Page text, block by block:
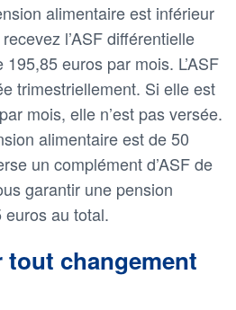
alimentaire est inférieur
l’ASF différentielle
euros par mois. L’ASF
trimestriellement. Si elle est
mois, elle n’est pas versée.
alimentaire est de 50
un complément d’ASF de
garantir une pension
au total.
changement